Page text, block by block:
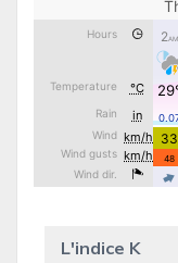
L'indice K